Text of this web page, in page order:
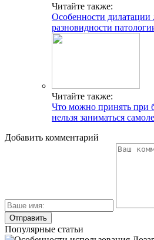
Читайте также:
Особенности дилатации
разновидности
Читайте также:
Что можно принять при
нельзя заниматься
Добавить комментарий
Популярные статьи